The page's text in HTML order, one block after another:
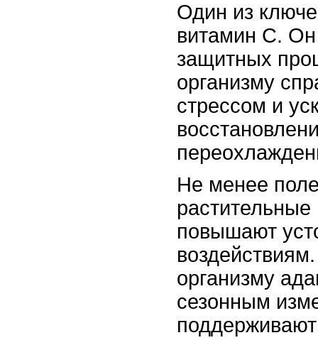
Один из
витамин C. Он
защитных
организму
стрессом и
Не менее
повышают
организму
сезонным